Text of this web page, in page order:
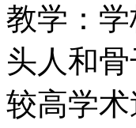
教学：
头人和
较高学